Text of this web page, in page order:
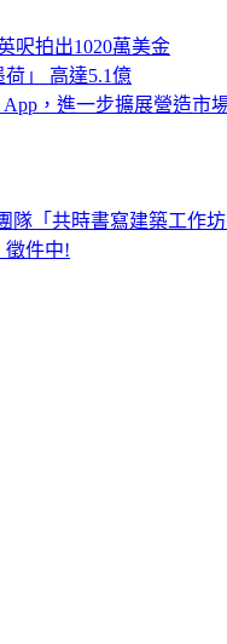
呎拍出1020萬美金
」 高達5.1億
App，進一步擴展營造市
隊「共時書寫建築工作
徵件中!